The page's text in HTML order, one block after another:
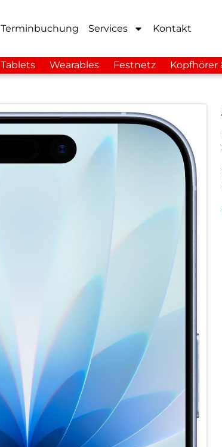
Terminbuchung Services Kontakt
Tablets Wearables Festnetz Kopfhörer